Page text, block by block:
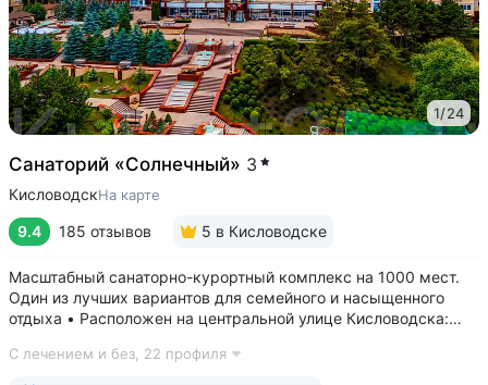
1/24
Санаторий «Солнечный» 3
КисловодскНа карте
9.4 185 отзывов 5 в Кисловодске
Масштабный санаторно-курортный комплекс на 1000 мест.
Один из лучших вариантов для семейного и насыщенного
отдыха • Расположен на центральной улице Кисловодска:
за 15 минут • Бесплатный трансфер до Курортного парка
и основных достопримечательностей...
С лечением и без, 22 профиля